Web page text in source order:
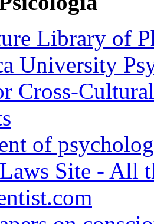
Library of
University
Cross-
of
Site - All